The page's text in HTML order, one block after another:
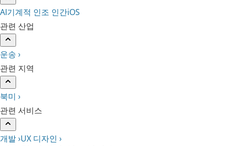
AI기계적 인조 인간iOS
관련 산업
운송 ›
관련 지역
북미 ›
관련 서비스
개발 ›UX 디자인 ›